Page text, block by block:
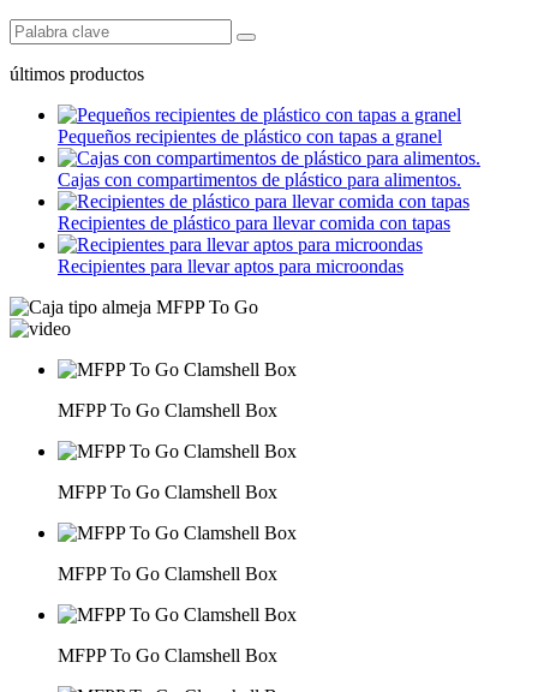
últimos productos
Pequeños recipientes de plástico con tapas a granel
Cajas con compartimentos de plástico para alimentos.
Recipientes de plástico para llevar comida con tapas
Recipientes para llevar aptos para microondas
MFPP To Go Clamshell Box
MFPP To Go Clamshell Box
MFPP To Go Clamshell Box
MFPP To Go Clamshell Box